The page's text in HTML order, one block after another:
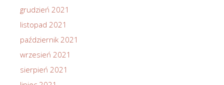
grudzień 2021
listopad 2021
październik 2021
wrzesień 2021
sierpień 2021